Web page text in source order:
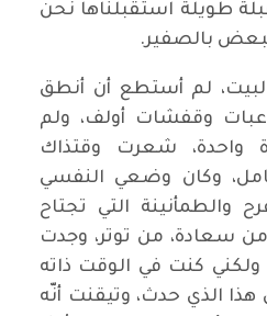
طويلة استقبلناها نحن
بالصفير.
لم أستطع أن أنطق
وقفشات أولف، ولم
واحدة، شعرت وقتذاك
وكان وضعي النفسي
والطمأنينة التي تجتاح
سعادة، من توتر، وجدت
كنت في الوقت ذاته
الذي حدث، وتيقنت أنّه